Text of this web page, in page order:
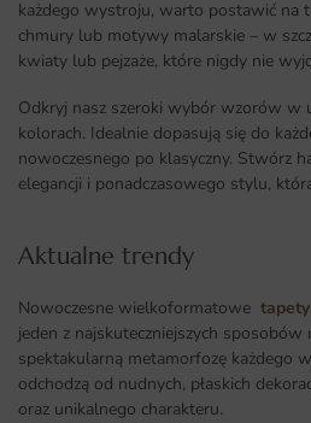
każdego wystroju, warto postawić na
chmury lub motywy malarskie – w
kwiaty lub pejzaże, które nigdy nie
Odkryj nasz szeroki wybór wzorów w
kolorach. Idealnie dopasują się do
nowoczesnego po klasyczny. Stwórz
elegancji i ponadczasowego stylu,
Aktualne trendy​
Nowoczesne wielkoformatowe
jeden z najskuteczniejszych sposobów
spektakularną metamorfozę każdego
odchodzą od nudnych, płaskich
oraz unikalnego charakteru.